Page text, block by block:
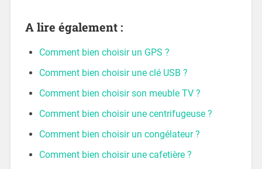
A lire également :
Comment bien choisir un GPS ?
Comment bien choisir une clé USB ?
Comment bien choisir son meuble TV ?
Comment bien choisir une centrifugeuse ?
Comment bien choisir un congélateur ?
Comment bien choisir une cafetière ?